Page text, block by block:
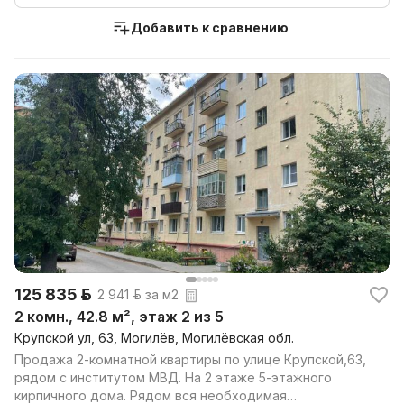
Добавить к сравнению
125 835 р. 2 941 р. за м2
2 комн., 42.8 м², этаж 2 из 5
Крупской ул, 63, Могилёв, Могилёвская обл.
Продажа 2-комнатной квартиры по улице Крупской,63,
рядом с институтом МВД. На 2 этаже 5-этажного
кирпичного дома. Рядом вся необходимая